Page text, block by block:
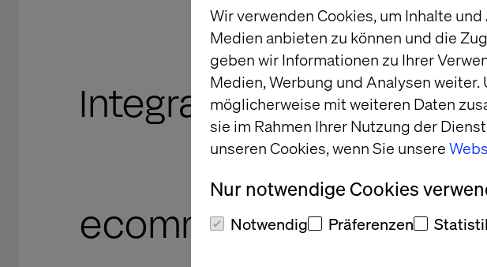
Wir verwenden Cookies, um Inhalte
Medien anbieten zu können und die
geben wir Informationen zu Ihrer
Medien, Werbung und Analysen
möglicherweise mit weiteren Daten
sie im Rahmen Ihrer Nutzung der
unseren Cookies, wenn Sie unsere
Nur notwendige Cookies
Notwendig Präferenzen
ATLAS COPCO
Integrating a new and
improved
manufacturing
ecommerce platform